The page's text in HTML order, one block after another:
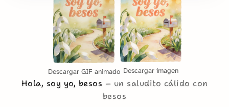
Descargar GIF animado Descargar imagen
Hola, soy yo, besos
un saludito cálido con
besos